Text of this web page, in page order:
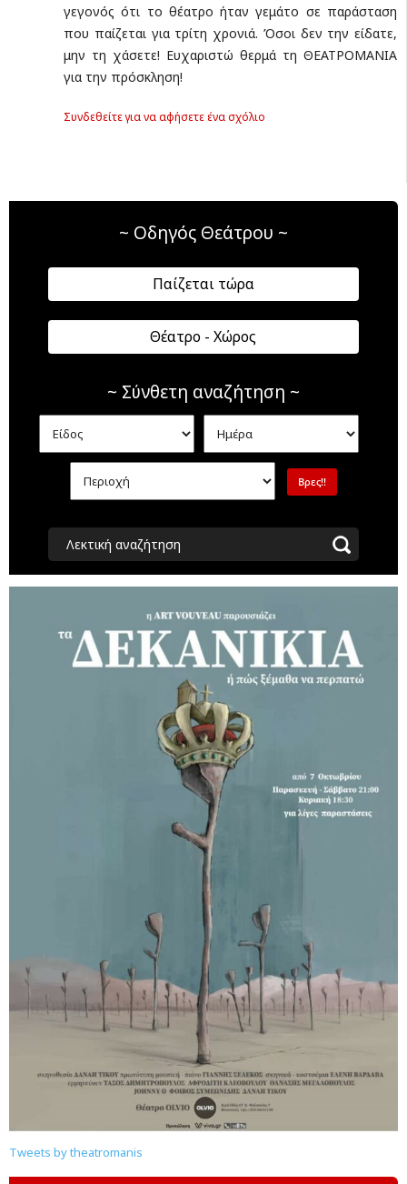
γεγονός ότι το θέατρο ήταν γεμάτο σε παράσταση
που παίζεται για τρίτη χρονιά. Όσοι δεν την είδατε,
μην τη χάσετε! Ευχαριστώ θερμά τη ΘΕΑΤΡΟΜΑΝΙΑ
για την πρόσκληση!
Συνδεθείτε για να αφήσετε ένα σχόλιο
~ Οδηγός Θεάτρου ~
Παίζεται τώρα
Θέατρο - Χώρος
~ Σύνθετη αναζήτηση ~
Λεκτική αναζήτηση
Tweets by theatromanis